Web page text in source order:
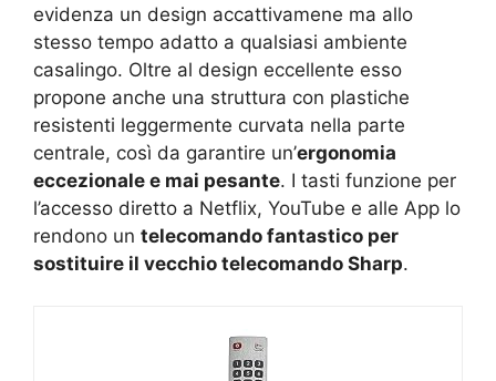
evidenza un design accattivamene ma allo
stesso tempo adatto a qualsiasi ambiente
casalingo. Oltre al design eccellente esso
propone anche una struttura con plastiche
resistenti leggermente curvata nella parte
centrale, così da garantire un’ergonomia
eccezionale e mai pesante. I tasti funzione per
l’accesso diretto a Netflix, YouTube e alle App lo
rendono un telecomando fantastico per
sostituire il vecchio telecomando Sharp.